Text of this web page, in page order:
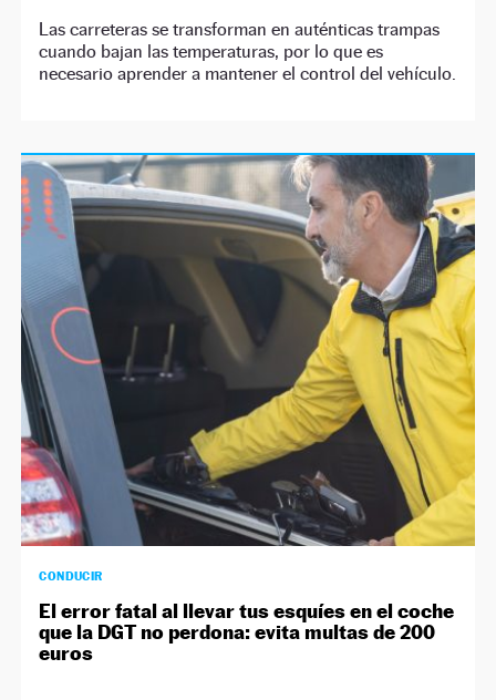
Las carreteras se transforman en auténticas trampas
cuando bajan las temperaturas, por lo que es
necesario aprender a mantener el control del vehículo.
CONDUCIR
El error fatal al llevar tus esquíes en el coche
que la DGT no perdona: evita multas de 200
euros